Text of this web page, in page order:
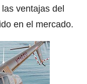
ventajas del
en el mercado.